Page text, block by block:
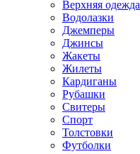
Верхняя одежда
Водолазки
Джемперы
Джинсы
Жакеты
Жилеты
Кардиганы
Рубашки
Свитеры
Спорт
Толстовки
Футболки